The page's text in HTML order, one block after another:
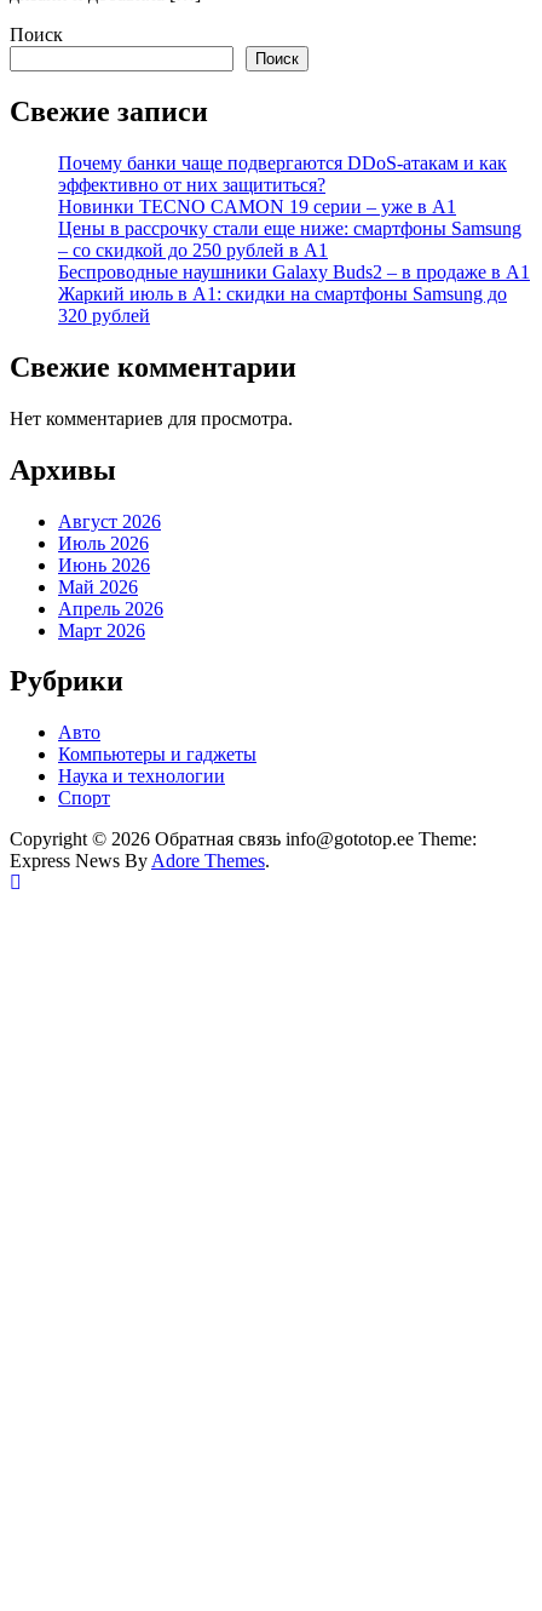
Поиск
Поиск
Свежие записи
Почему банки чаще подвергаются DDoS-атакам и как
эффективно от них защититься?
Новинки TECNO CAMON 19 серии – уже в А1
Цены в рассрочку стали еще ниже: смартфоны Samsung
– со скидкой до 250 рублей в А1
Беспроводные наушники Galaxy Buds2 – в продаже в А1
Жаркий июль в А1: скидки на смартфоны Samsung до
320 рублей
Свежие комментарии
Нет комментариев для просмотра.
Архивы
Август 2026
Июль 2026
Июнь 2026
Май 2026
Апрель 2026
Март 2026
Рубрики
Авто
Компьютеры и гаджеты
Наука и технологии
Спорт
Copyright © 2026 Обратная связь info@gototop.ee Theme:
Express News By Adore Themes.